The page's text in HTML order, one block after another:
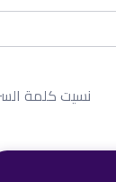
نسيت كلمة